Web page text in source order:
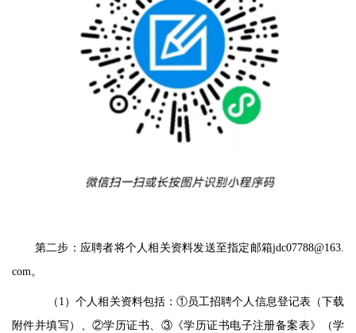
第二步：应聘者将个人相关资料发送至指定邮箱jdc07788@163.
com。
（1）个人相关资料包括： ①员工招聘个人信息登记表（下载
附件并填写）、②学历证书、 ③ 《学历证书电子注册备案表》（学